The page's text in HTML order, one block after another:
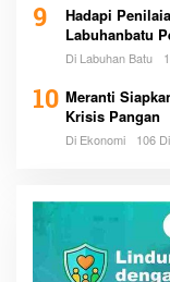
9
Hadapi
Labuhanbatu
Di Labuhan Batu
10 Meranti
Krisis Pangan
Di Ekonomi 106